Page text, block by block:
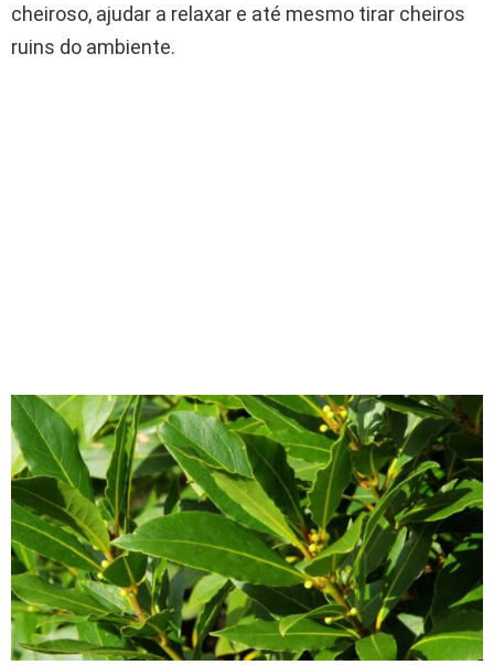
cheiroso, ajudar a relaxar e até mesmo tirar cheiros
ruins do ambiente.